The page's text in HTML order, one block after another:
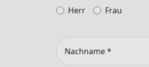
Herr
Frau
Nachname*